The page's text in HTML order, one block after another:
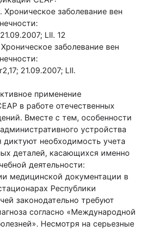
Хроническое заболевание вен
LII. 12
заболевание вен
21.09.2007; LII.
применение
в работе отечественных
Вместе с тем, особенности
устройства
диктуют необходимость учета
деталей, касающихся именно
деятельности:
медицинской документации в
Республики
законодательно требуют
согласно «Международной
Несмотря на серьезные